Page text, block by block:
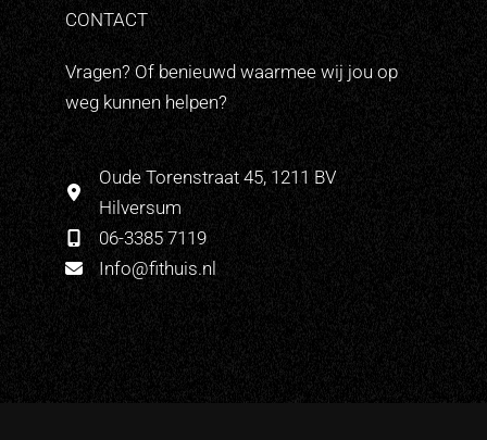
CONTACT
Vragen? Of benieuwd waarmee wij jou op
weg kunnen helpen?
Oude Torenstraat 45, 1211 BV
Hilversum
06-3385 7119
Info@fithuis.nl